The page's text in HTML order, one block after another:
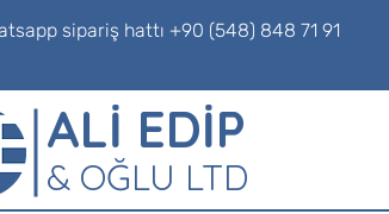
sipariş hattı +90 (548) 848 71 91
ALİ EDİP
& OĞLU LTD